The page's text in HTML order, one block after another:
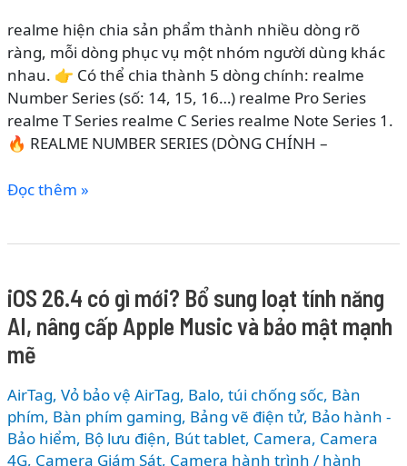
realme hiện chia sản phẩm thành nhiều dòng rõ
ràng, mỗi dòng phục vụ một nhóm người dùng khác
nhau. 👉 Có thể chia thành 5 dòng chính: realme
Number Series (số: 14, 15, 16…) realme Pro Series
realme T Series realme C Series realme Note Series 1.
🔥 REALME NUMBER SERIES (DÒNG CHÍNH –
CÁC
2026
–
PHÂN
LOẠI
CHI
TIẾT
TỪ
GIÁ
Đọc thêm »
iOS 26.4 có gì mới? Bổ sung loạt tính năng
AI, nâng cấp Apple Music và bảo mật mạnh
mẽ
AirTag, Vỏ bảo vệ AirTag, Balo, túi chống sốc, Bàn
phím, Bàn phím gaming, Bảng vẽ điện tử, Bảo hành -
Bảo hiểm, Bộ lưu điện, Bút tablet, Camera, Camera
4G, Camera Giám Sát, Camera hành trình / hành